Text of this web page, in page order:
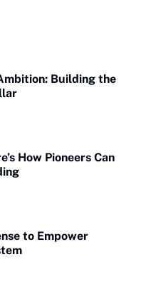
Building the
How Pioneers Can
to Empower